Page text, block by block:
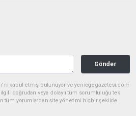
Gönder
kabul etmiş bulunuyor ve yeniegegazetesi.com
ilgili doğrudan veya dolaylı tüm sorumluluğu tek
tüm yorumlardan site yönetimi hiçbir şekilde